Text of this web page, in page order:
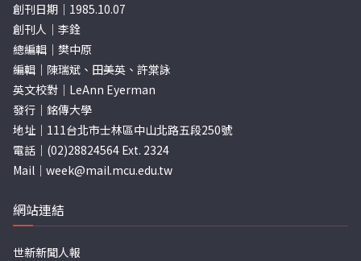
創刊日期｜1985.10.07
創刊人｜李銓
總編輯｜樊中原
編輯｜陳瑞斌、田美英、許棠詠
英文校對｜LeAnn Eyerman
發行｜銘傳大學
地址｜111台北市士林區中山北路五段250號
電話｜(02)28824564 Ext. 2324
Mail｜ week@mail.mcu.edu.tw
網站連結
世新新聞人報